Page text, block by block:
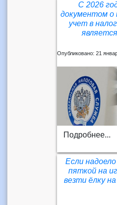
С 2026
документом о
учет в
Опубликовано: 21
Подробнее...
Если
пяткой на
везти ёлку